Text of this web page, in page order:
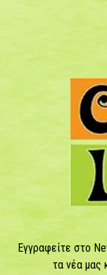
Εγγραφείτε στο
τα νέα μας